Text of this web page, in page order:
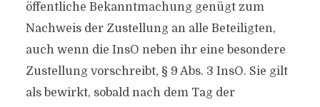
öffentliche Bekanntmachung genügt zum
Nachweis der Zustellung an alle Beteiligten,
auch wenn die InsO neben ihr eine besondere
Zustellung vorschreibt, § 9 Abs. 3 InsO. Sie gilt
als bewirkt, sobald nach dem Tag der